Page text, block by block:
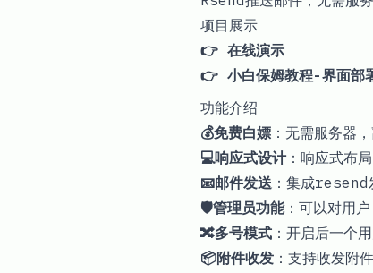
项目展示
👉 在线演示
👉 小白保姆教程-界面部
功能介绍
💰免费白嫖 ：无需服务
💻响应式设计：响应式布
📧邮件发送 ：集成resend
🛡️管理员功能：可以对用
🔀多号模式 ：开启后一个
📦附件收发 ：支持收发附